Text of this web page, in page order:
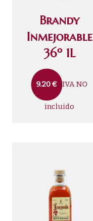
Brandy
Inmejorable
36º 1L
9.20€ IVA NO
incluido